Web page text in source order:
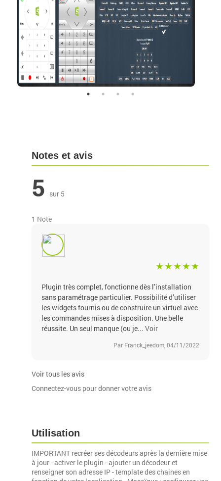
Notes et avis
5 sur 5
1 Note
Plugin très complet, fonctionne dès l’installation
sans paramétrage particulier. Possibilité d’utiliser
les widgets fournis ou de construire un virtuel avec
les commandes mises à disposition. Une belle
réussite. Un seul manque (ou je...Voir
Par Franck_jeedom, 04/11/2022
Voir tous les avis
Connectez-vous pour donner votre avis
Utilisation
IMPORTANT recréer ses décodeurs après la dernière mise
à jour - activer le plugin - ajouter un décodeur et
renseigner son adresse IP - template des chaines en